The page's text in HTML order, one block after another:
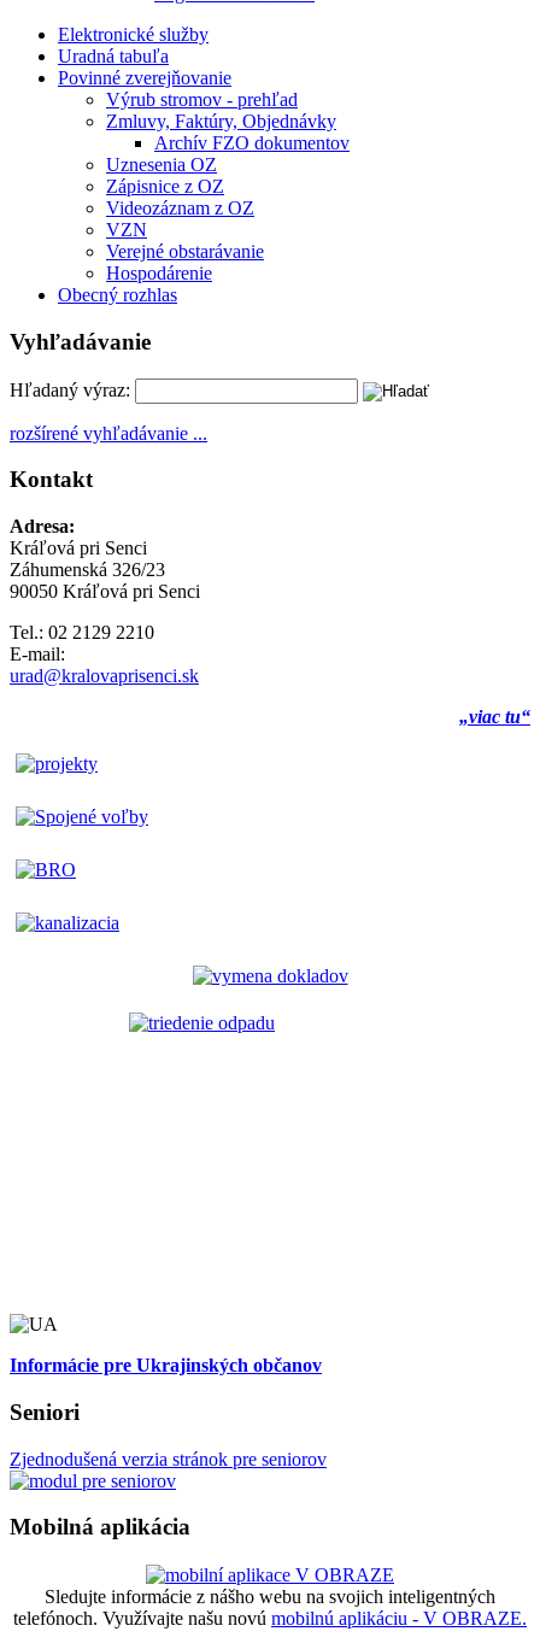
Elektronické služby
Uradná tabuľa
Povinné zverejňovanie
Výrub stromov - prehľad
Zmluvy, Faktúry, Objednávky
Archív FZO dokumentov
Uznesenia OZ
Zápisnice z OZ
Videozáznam z OZ
VZN
Verejné obstarávanie
Hospodárenie
Obecný rozhlas
Vyhľadávanie
Hľadaný výraz:
rozšírené vyhľadávanie ...
Kontakt
Adresa:
Kráľová pri Senci
Záhumenská 326/23
90050 Kráľová pri Senci
Tel.: 02 2129 2210
E-mail:
urad@kralovaprisenci.sk
„viac tu“
Informácie pre Ukrajinských občanov
Seniori
Zjednodušená verzia stránok pre seniorov
Mobilná aplikácia
Sledujte informácie z nášho webu na svojich inteligentných
telefónoch. Využívajte našu novú mobilnú aplikáciu - V OBRAZE.